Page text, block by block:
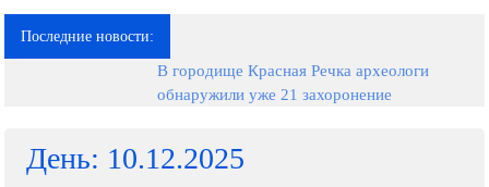
это
телеканал
фильмы,
музыкальные
Последние новости:
В городище Красная Речка археологи
обнаружили уже 21 захоронение
День: 10.12.2025